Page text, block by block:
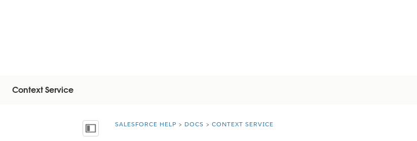
Context Service
Показать содержание
You are here:
SALESFORCE HELP DOCS CONTEXT SERVICE